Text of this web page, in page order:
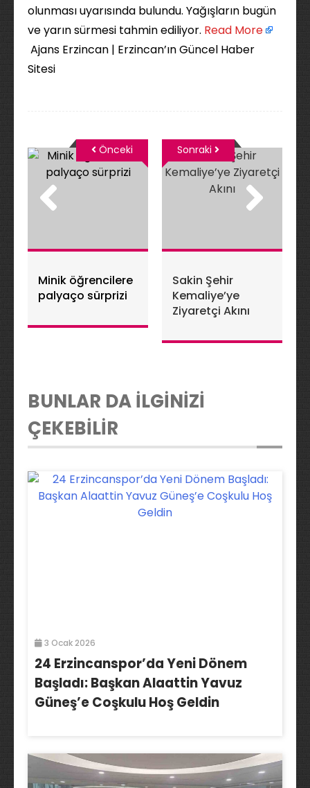
olunması uyarısında bulundu. Yağışların bugün
ve yarın sürmesi tahmin ediliyor. ​ Read More
Ajans Erzincan | Erzincan’ın Güncel Haber
Sitesi
Minik öğrencilere
palyaço sürprizi
Önceki
Sakin Şehir
Kemaliye’ye
Ziyaretçi Akını
Sonraki
BUNLAR DA İLGİNİZİ
ÇEKEBİLİR
3 Ocak 2026
24 Erzincanspor’da Yeni Dönem
Başladı: Başkan Alaattin Yavuz
Güneş’e Coşkulu Hoş Geldin